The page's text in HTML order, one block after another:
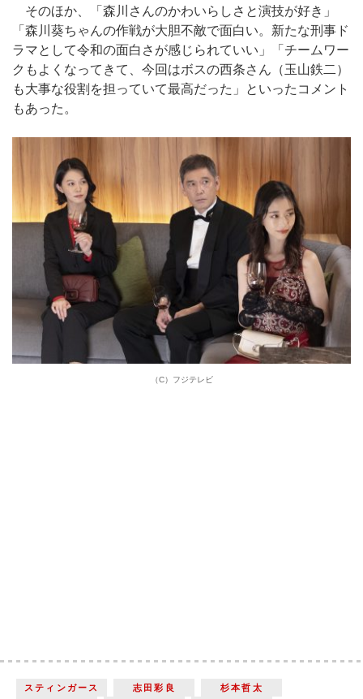
そのほか、「森川さんのかわいらしさと演技が好き」
「森川葵ちゃんの作戦が大胆不敵で面白い。新たな刑事ド
ラマとして令和の面白さが感じられていい」「チームワー
クもよくなってきて、今回はボスの西条さん（玉山鉄二）
も大事な役割を担っていて最高だった」といったコメント
もあった。
（C）フジテレビ
スティンガース 志田彩良 杉本哲太